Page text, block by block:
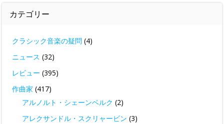
カテゴリー
クラシック音楽の疑問 (4)
ニュース (32)
レビュー (395)
作曲家 (417)
アルノルト・シェーンベルク (2)
アレクサンドル・スクリャービン (3)